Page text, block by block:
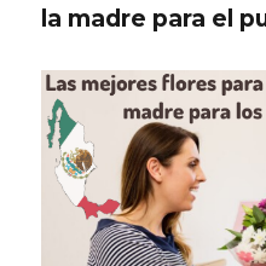
la madre para el